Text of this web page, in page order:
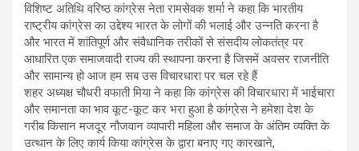
विशिष्ट अतिथि वरिष्ठ कांग्रेस नेता रामसेवक शर्मा ने कहा कि भारतीय
राष्ट्रीय कांग्रेस का उद्देश्य भारत के लोगों की भलाई और उन्नति करना है
और भारत में शांतिपूर्ण और संवैधानिक तरीकों से संसदीय लोकतंत्र पर
आधारित एक समाजवादी राज्य की स्थापना करना है जिसमें अवसर राजनीति
और सामान्य हो आज हम सब उस विचारधारा पर चल रहे हैं
शहर अध्यक्ष चौधरी वफाती मिया ने कहा कि कांग्रेस की विचारधारा में भाईचारा
और समानता का भाव कूट-कूट कर भरा हुआ है कांग्रेस ने हमेशा देश के
गरीब किसान मजदूर नौजवान व्यापारी महिला और समाज के अंतिम व्यक्ति के
उत्थान के लिए कार्य किया कांग्रेस के द्वारा बनाए गए कारखाने,